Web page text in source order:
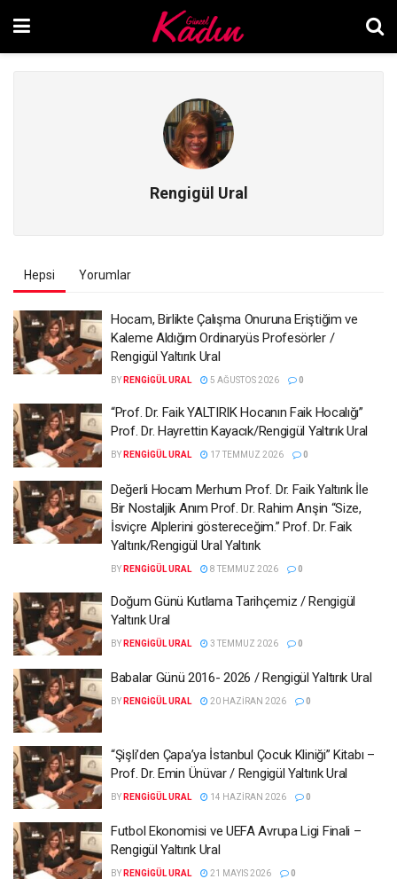
Rengigül Ural
Hepsi Yorumlar
Hocam, Birlikte Çalışma Onuruna Eriştiğim ve
Kaleme Aldığım Ordinaryüs Profesörler /
Rengigül Yaltırık Ural
BY RENGIGÜL URAL 5 AĞUSTOS 2026 0
“Prof. Dr. Faik YALTIRIK Hocanın Faik Hocalığı”
Prof. Dr. Hayrettin Kayacık/Rengigül Yaltırık Ural
BY RENGIGÜL URAL 17 TEMMUZ 2026 0
Değerli Hocam Merhum Prof. Dr. Faik Yaltırık İle
Bir Nostaljik Anım Prof. Dr. Rahim Anşin “Size,
İsviçre Alplerini göstereceğim.” Prof. Dr. Faik
Yaltırık/Rengigül Ural Yaltırık
BY RENGIGÜL URAL 8 TEMMUZ 2026 0
Doğum Günü Kutlama Tarihçemiz / Rengigül
Yaltırık Ural
BY RENGIGÜL URAL 3 TEMMUZ 2026 0
Babalar Günü 2016- 2026 / Rengigül Yaltırık Ural
BY RENGIGÜL URAL 20 HAZIRAN 2026 0
“Şişli’den Çapa’ya İstanbul Çocuk Kliniği” Kitabı –
Prof. Dr. Emin Ünüvar / Rengigül Yaltırık Ural
BY RENGIGÜL URAL 14 HAZIRAN 2026 0
Futbol Ekonomisi ve UEFA Avrupa Ligi Finali –
Rengigül Yaltırık Ural
BY RENGIGÜL URAL 21 MAYIS 2026 0